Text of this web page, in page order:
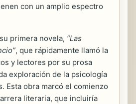
con un amplio espectro
primera novela, “Las
, que rápidamente llamó la
y lectores por su prosa
exploración de la psicología
Esta obra marcó el comienzo
literaria, que incluiría